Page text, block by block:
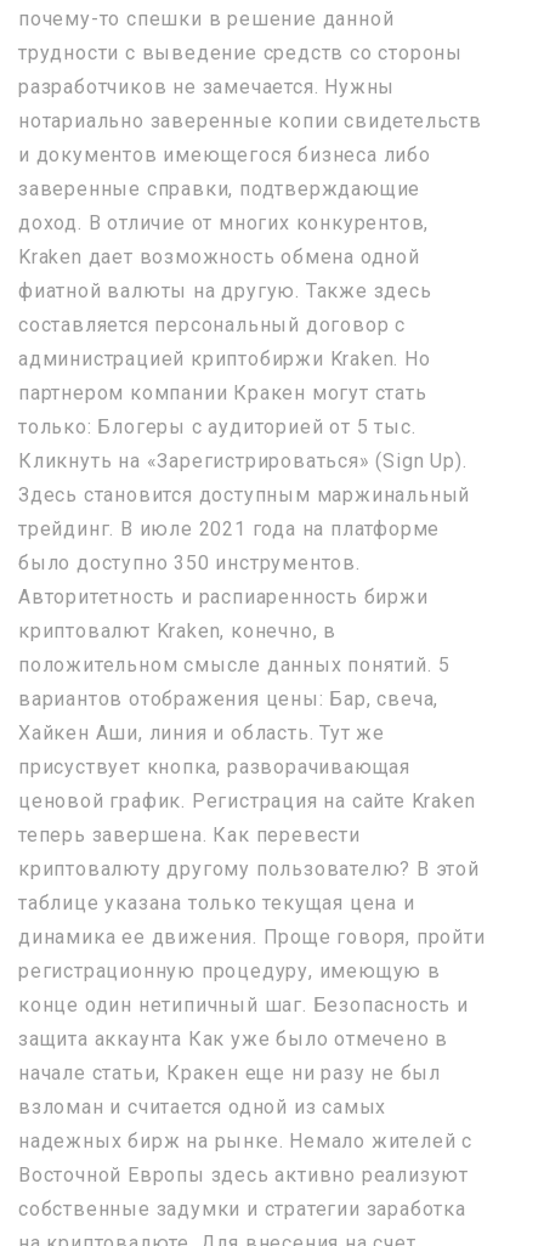
почему-то спешки в решение данной
трудности с выведение средств со стороны
разработчиков не замечается. Нужны
нотариально заверенные копии свидетельств
и документов имеющегося бизнеса либо
заверенные справки, подтверждающие
доход. В отличие от многих конкурентов,
Kraken дает возможность обмена одной
фиатной валюты на другую. Также здесь
составляется персональный договор с
администрацией криптобиржи Kraken. Но
партнером компании Кракен могут стать
только: Блогеры с аудиторией от 5 тыс.
Кликнуть на «Зарегистрироваться» (Sign Up).
Здесь становится доступным маржинальный
трейдинг. В июле 2021 года на платформе
было доступно 350 инструментов.
Авторитетность и распиаренность биржи
криптовалют Kraken, конечно, в
положительном смысле данных понятий. 5
вариантов отображения цены: Бар, свеча,
Хайкен Аши, линия и область. Тут же
присуствует кнопка, разворачивающая
ценовой график. Регистрация на сайте Kraken
теперь завершена. Как перевести
криптовалюту другому пользователю? В этой
таблице указана только текущая цена и
динамика ее движения. Проще говоря, пройти
регистрационную процедуру, имеющую в
конце один нетипичный шаг. Безопасность и
защита аккаунта Как уже было отмечено в
начале статьи, Кракен еще ни разу не был
взломан и считается одной из самых
надежных бирж на рынке. Немало жителей с
Восточной Европы здесь активно реализуют
собственные задумки и стратегии заработка